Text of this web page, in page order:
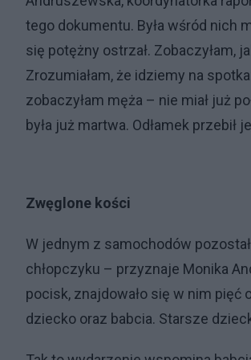
tego dokumentu. Była wśród nich
się potężny ostrzał. Zobaczyłam,
Zrozumiałam, że idziemy na
zobaczyłam męża – nie miał już
była już martwa. Odłamek przebił
Zwęglone kości
W jednym z samochodów
chłopczyku – przyznaje Monika
pocisk, znajdowało się w nim pięć
dziecko oraz babcia. Starsze